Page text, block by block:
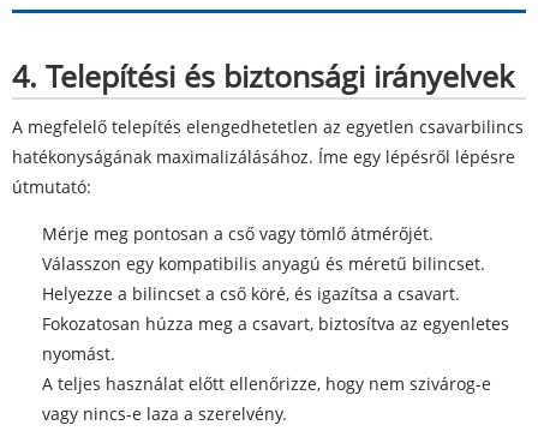
4. Telepítési és biztonsági irányelvek
A megfelelő telepítés elengedhetetlen az egyetlen csavarbilincs
hatékonyságának maximalizálásához. Íme egy lépésről lépésre
útmutató:
Mérje meg pontosan a cső vagy tömlő átmérőjét.
Válasszon egy kompatibilis anyagú és méretű bilincset.
Helyezze a bilincset a cső köré, és igazítsa a csavart.
Fokozatosan húzza meg a csavart, biztosítva az egyenletes
nyomást.
A teljes használat előtt ellenőrizze, hogy nem szivárog-e
vagy nincs-e laza a szerelvény.